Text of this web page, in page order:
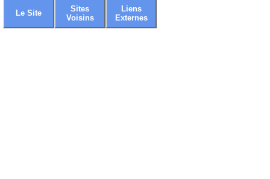
Le Site
Sites
Voisins
Liens
Externes